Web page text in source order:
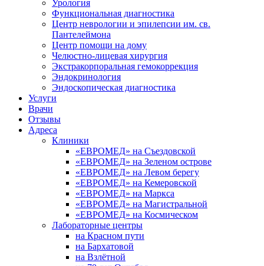
Урология
Функциональная диагностика
Центр неврологии и эпилепсии им. св.
Пантелеймона
Центр помощи на дому
Челюстно-лицевая хирургия
Экстракорпоральная гемокоррекция
Эндокринология
Эндоскопическая диагностика
Услуги
Врачи
Отзывы
Адреса
Клиники
«ЕВРОМЕД» на Съездовской
«ЕВРОМЕД» на Зеленом острове
«ЕВРОМЕД» на Левом берегу
«ЕВРОМЕД» на Кемеровской
«ЕВРОМЕД» на Маркса
«ЕВРОМЕД» на Магистральной
«ЕВРОМЕД» на Космическом
Лабораторные центры
на Красном пути
на Бархатовой
на Взлётной